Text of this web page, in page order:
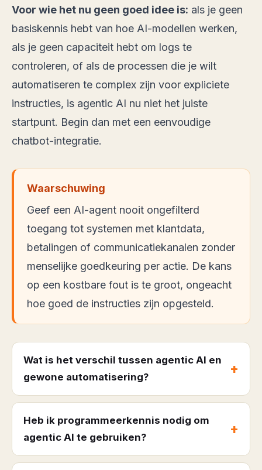
Voor wie het nu geen goed idee is: als je geen
basiskennis hebt van hoe AI-modellen werken,
als je geen capaciteit hebt om logs te
controleren, of als de processen die je wilt
automatiseren te complex zijn voor expliciete
instructies, is agentic AI nu niet het juiste
startpunt. Begin dan met een eenvoudige
chatbot-integratie.
Waarschuwing
Geef een AI-agent nooit ongefilterd
toegang tot systemen met klantdata,
betalingen of communicatiekanalen zonder
menselijke goedkeuring per actie. De kans
op een kostbare fout is te groot, ongeacht
hoe goed de instructies zijn opgesteld.
Wat is het verschil tussen agentic AI en
gewone automatisering?
Heb ik programmeerkennis nodig om
agentic AI te gebruiken?